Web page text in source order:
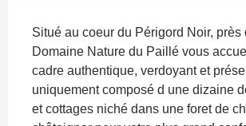
Situé au coeur du Périgord Noir, près
Domaine Nature du Paillé vous
cadre authentique, verdoyant et
uniquement composé d une dizaine
et cottages niché dans une foret de